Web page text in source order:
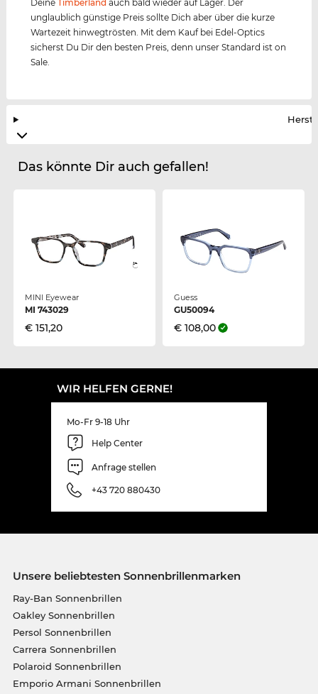
Deine Timberland auch bald wieder auf Lager. Der
unglaublich günstige Preis sollte Dich aber über die kurze
Wartezeit hinwegtrösten. Mit dem Kauf bei Edel-Optics
sicherst Du Dir den besten Preis, denn unser Standard ist on
Sale.
Das könnte Dir auch gefallen!
MINI Eyewear
MI 743029
€ 151,20
Guess
GU50094
€ 108,00
WIR HELFEN GERNE!
Mo-Fr 9-18 Uhr
Help Center
Anfrage stellen
+43 720 880430
Unsere beliebtesten Sonnenbrillenmarken
Ray-Ban Sonnenbrillen
Oakley Sonnenbrillen
Persol Sonnenbrillen
Carrera Sonnenbrillen
Polaroid Sonnenbrillen
Emporio Armani Sonnenbrillen